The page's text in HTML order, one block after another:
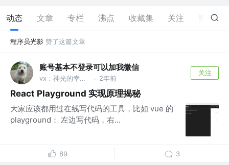
动态 文章 专栏 沸点 收藏集 关注 6
程序员光影 赞了这篇文章
账号基本不登录可以加我微信
vx：神光的幸福生活 · 2年前
关注
React Playground 实现原理揭秘
大家应该都用过在线写代码的工具，比如 vue 的
playground： 左边写代码，右...
89 3